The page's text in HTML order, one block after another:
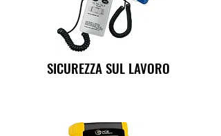
SICUREZZA SUL LAVORO